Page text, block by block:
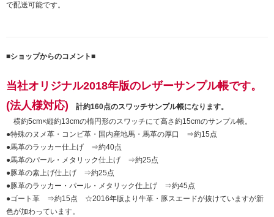
で配送可能です。
■ショップからのコメント■
当社オリジナル2018年版のレザーサンプル帳です。
(法人様対応)
計約160点のスワッチサンプル帳になります。
横約5cm×縦約13cmの楕円形のスワッチにて高さ約15cmのサンプル帳。
●特殊のヌメ革・コンビ革・国内産地馬・馬革の厚口 ⇒約15点
●馬革のラッカー仕上げ ⇒約40点
●馬革のパール・メタリック仕上げ ⇒約25点
●豚革の素上げ仕上げ ⇒約25点
●豚革のラッカー・パール・メタリック仕上げ ⇒約45点
●ゴート革 ⇒約15点 ☆2016年版より牛革・豚スエードが抜けていますが新
色が加わっています。